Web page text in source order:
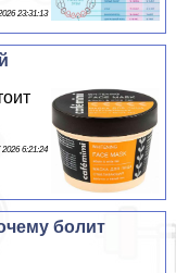
23:31:13
2026 6:21:24
болит